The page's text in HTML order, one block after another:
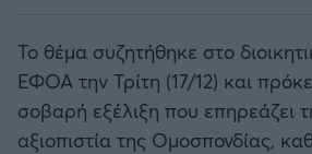
Το θέμα συζητήθηκε στο
ΕΦΟΑ την Τρίτη (17/12) και
σοβαρή εξέλιξη που επηρεάζει
αξιοπιστία της Ομοσπονδίας,